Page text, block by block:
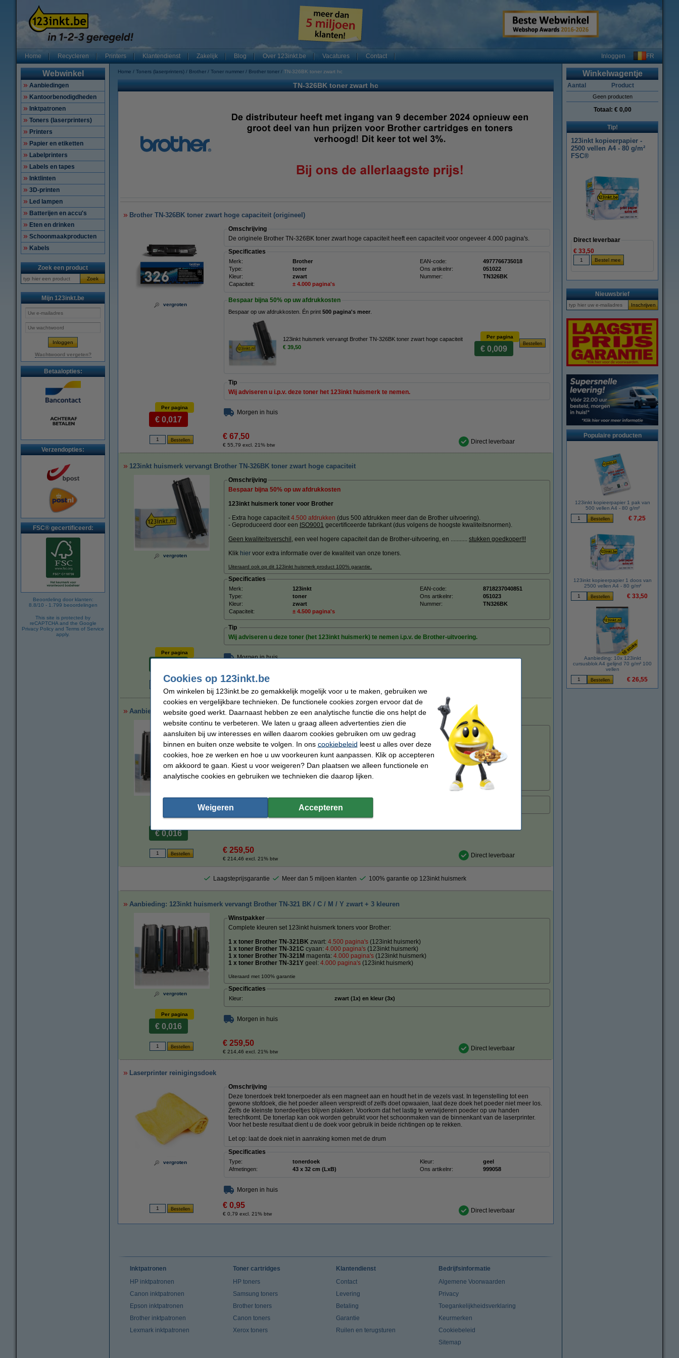
Home Recycleren Printers Klantendienst Zakelijk Blog Over 123inkt.be Vacatures Contact Inloggen FR
Webwinkel
Aanbiedingen
Kantoorbenodigdheden
Inktpatronen
Toners (laserprinters)
Printers
Papier en etiketten
Labelprinters
Labels en tapes
Inktlinten
3D-printen
Led lampen
Batterijen en accu's
Eten en drinken
Schoonmaakproducten
Kabels
Zoek een product
Zoek
Mijn 123inkt.be
Wachtwoord vergeten?
Betaalopties:
Verzendopties:
FSC® gecertificeerd:
Beoordeling door klanten:
8.8/10 - 1.799 beoordelingen
This site is protected by
reCAPTCHA and the Google
Privacy Policy and Terms of Service
apply.
Home Toners (laserprinters) Brother Toner nummer Brother toner TN-326BK toner zwart hc
TN-326BK toner zwart hc
Brother TN-326BK toner zwart hoge capaciteit (origineel)
vergroten
Omschrijving
De originele Brother TN-326BK toner zwart hoge capaciteit heeft een capaciteit voor ongeveer 4.000 pagina's.
Specificaties
Merk: Brother EAN-code:
4977766735018
Type:
toner Ons artikelnr:
051022
Kleur:
zwart Nummer:
TN326BK
Capaciteit:
± 4.000 pagina's
Bespaar bijna 50% op uw afdrukkosten
Bespaar op uw afdrukkosten. Én print 500 pagina's meer
123inkt huismerk vervangt Brother TN-326BK toner zwart hoge capaciteit
€ 39,50
Per pagina
€ 0,009
Tip
Wij adviseren u i.p.v. deze toner het 123inkt huismerk te nemen.
Per pagina
€ 0,017
Morgen in huis
€ 67,50
€ 55,79 excl. 21% btw Direct leverbaar
123inkt huismerk vervangt Brother TN-326BK toner zwart hoge capaciteit
vergroten
Omschrijving
Bespaar bijna 50% op uw afdrukkosten
123inkt huismerk toner voor Brother
- Extra hoge capaciteit 4.500 afdrukken (dus 500 afdrukken meer dan de Brother uitvoering).
- Geproduceerd door een ISO9001 gecertificeerde fabrikant (dus volgens de hoogste kwaliteitsnormen).
Geen kwaliteitsverschil , een veel hogere capaciteit dan de Brother-uitvoering, en ........... stukken goedkoper!!!
Klik hier voor extra informatie over de kwaliteit van onze toners.
Uiteraard ook op dit 123inkt huismerk product 100% garantie.
Specificaties
Merk: 123inkt EAN-code:
8718237040851
Type:
toner Ons artikelnr:
051023
Kleur:
zwart Nummer:
TN326BK
Capaciteit:
± 4.500 pagina's
Tip
Wij adviseren u deze toner (het 123inkt huismerk) te nemen i.p.v. de Brother-uitvoering.
Per pagina
Morgen in huis
€ 39,50
€ 32,64 excl. 21% btw
Aanbieding: 123inkt huismerk vervangt Brother TN-326 BK / C / M / Y zwart + 3 kleuren
Winstpakker
Complete kleuren set 123inkt huismerk toners voor Brother:
1 x toner Brother TN-326BKzwart:4500 pagina's(123inkt huismerk)
1 x toner Brother TN-326Ccyaan:4000 pagina's(123inkt huismerk)
1 x toner Brother TN-326M magenta:4000 pagina's (123inkt huismerk)
1 x toner Brother TN-326Y geel: 4000 pagina's(123inkt huismerk)
Specificaties
Kleur: zwart (1x) en kleur (3x)
€ 0,016
€ 259,50
€ 214,46 excl. 21% btw Direct leverbaar
Laagsteprijsgarantie Meer dan 5 miljoen klanten 100% garantie op 123inkt huismerk
Aanbieding: 123inkt huismerk vervangt Brother TN-321 BK / C / M / Y zwart + 3 kleuren
vergroten
Winstpakker
Complete kleuren set 123inkt huismerk toners voor Brother:
1 x toner Brother TN-321BK zwart: 4.500 pagina's (123inkt huismerk)
1 x toner Brother TN-321C cyaan: 4.000 pagina's (123inkt huismerk)
1 x toner Brother TN-321M magenta: 4.000 pagina's (123inkt huismerk)
1 x toner Brother TN-321Y geel: 4.000 pagina's (123inkt huismerk)
Uiteraard met 100% garantie
Specificaties
Kleur: zwart (1x) en kleur (3x)
Per pagina
€ 0,016
Morgen in huis
€ 259,50
€ 214,46 excl. 21% btw Direct leverbaar
Laserprinter reinigingsdoek
vergroten
Omschrijving
Deze tonerdoek trekt tonerpoeder als een magneet aan en houdt het in de vezels vast. In tegenstelling tot een
gewone stofdoek, die het poeder alleen verspreidt of zelfs doet opwaaien, laat deze doek het poeder niet meer los.
Zelfs de kleinste tonerdeeltjes blijven plakken. Voorkom dat het lastig te verwijderen poeder op uw handen
terechtkomt. De tonerlap kan ook worden gebruikt voor het schoonmaken van de binnenkant van de laserprinter.
Voor het beste resultaat dient u de doek voor gebruik in beide richtingen op te rekken.
Let op: laat de doek niet in aanraking komen met de drum
Specificaties
Type: tonerdoek Kleur:
geel
Afmetingen:
43 x 32 cm (LxB) Ons artikelnr: 999058
Morgen in huis
€ 0,95
€ 0,79 excl. 21% btw Direct leverbaar
Winkelwagentje
Aantal Product
Geen producten
Totaal: € 0,00
Tip!
123inkt kopieerpapier -
2500 vellen A4 - 80 g/m²
FSC®
Direct leverbaar
€ 33,50
Nieuwsbrief
Populaire producten
123inkt kopieerpapier 1 pak van
500 vellen A4 - 80 g/m²
€ 7,25
123inkt kopieerpapier 1 doos van
2500 vellen A4 - 80 g/m²
€ 33,50
Aanbieding: 10x 123inkt
cursusblok A4 gelijnd 70 g/m² 100
vellen
€ 26,55
Inktpatronen
HP inktpatronen
Canon inktpatronen
Epson inktpatronen
Brother inktpatronen
Lexmark inktpatronen
Toner cartridges
HP toners
Samsung toners
Brother toners
Canon toners
Xerox toners
Klantendienst
Contact
Levering
Betaling
Garantie
Ruilen en terugsturen
Bedrijfsinformatie
Algemene Voorwaarden
Privacy
Toegankelijkheidsverklaring
Keurmerken
Cookiebeleid
Sitemap
Cookies op 123inkt.be
Om winkelen bij 123inkt.be zo gemakkelijk mogelijk voor u te maken, gebruiken we
cookies en vergelijkbare technieken. De functionele cookies zorgen ervoor dat de
website goed werkt. Daarnaast hebben ze een analytische functie die ons helpt de
website continu te verbeteren. We laten u graag alleen advertenties zien die
aansluiten bij uw interesses en willen daarom cookies gebruiken om uw gedrag
binnen en buiten onze website te volgen. In ons cookiebeleid leest u alles over deze
cookies, hoe ze werken en hoe u uw voorkeuren kunt aanpassen. Klik op accepteren
om akkoord te gaan. Kiest u voor weigeren? Dan plaatsen we alleen functionele en
analytische cookies en gebruiken we technieken die daarop lijken.
Weigeren Accepteren